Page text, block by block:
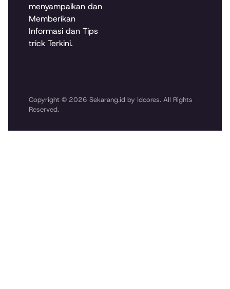
menyampaikan dan
Memberikan
Informasi dan Tips
trick Terkini.
Copyright © 2026 Sekarang.id by Idcores. All Rights
Reserved.